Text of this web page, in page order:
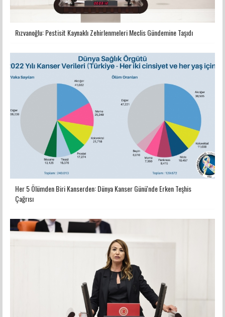
Rızvanoğlu: Pestisit Kaynaklı Zehirlenmeleri Meclis Gündemine Taşıdı
Her 5 Ölümden Biri Kanserden: Dünya Kanser Günü'nde Erken Teşhis
Çağrısı